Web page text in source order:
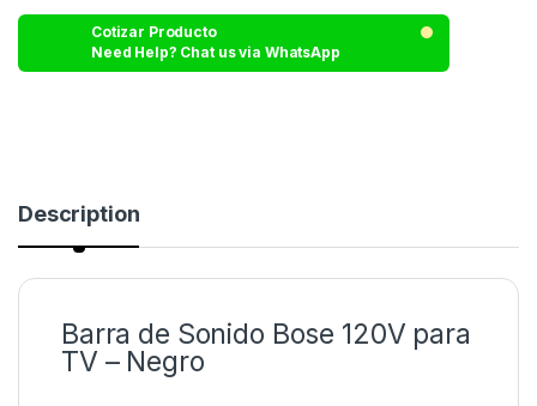
Cotizar Producto
Need Help? Chat us via WhatsApp
Description
Barra de Sonido Bose 120V para
TV – Negro